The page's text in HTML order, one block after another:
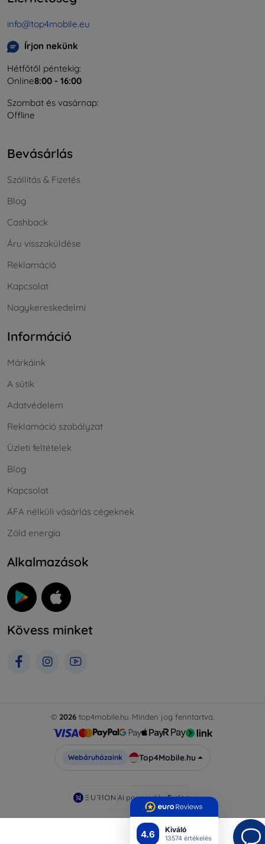
4.6 Kiváló
13574 értékelés
info@top4mobile.eu
Írjon nekünk
Hétfőtől péntekig:
Online8:00 - 16:00
Szombat és vasárnap:
Offline
Bevásárlás
Szállítás & Fizetés
Blog
Cashback
Áru visszaküldése
Reklamáció
Kapcsolat
Nagykereskedelmi
Információ
Márkáink
A sütik
Adatvédelem
Reklamáció szabályzat
Üzleti feltételek
Blog
Kapcsolat
ÁFA nélküli vásárlás cégeknek
Zöld energia
Alkalmazások
Kövess minket
© 2026 top4mobile.hu. Minden jog fenntartva.
Webáruházaink Top4Mobile.hu
AI powered byEurion